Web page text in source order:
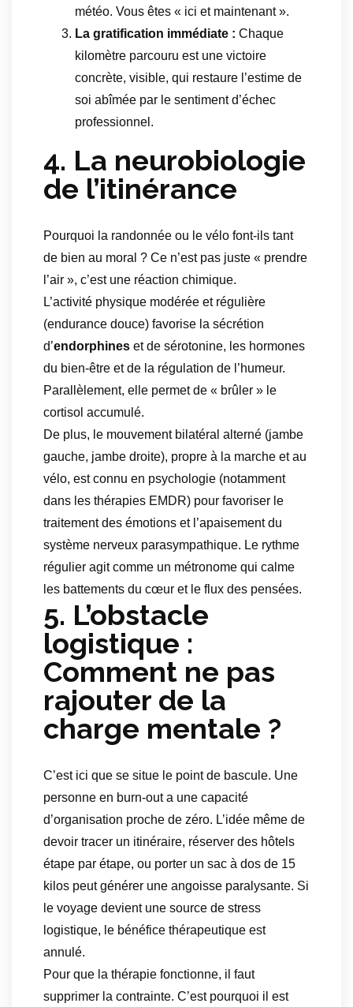
météo. Vous êtes « ici et maintenant ».
La gratification immédiate : Chaque
kilomètre parcouru est une victoire
concrète, visible, qui restaure l’estime de
soi abîmée par le sentiment d’échec
professionnel.
4. La neurobiologie
de l’itinérance
Pourquoi la randonnée ou le vélo font-ils tant
de bien au moral ? Ce n’est pas juste « prendre
l’air », c’est une réaction chimique.
L’activité physique modérée et régulière
(endurance douce) favorise la sécrétion
d’endorphines et de sérotonine, les hormones
du bien-être et de la régulation de l’humeur.
Parallèlement, elle permet de « brûler » le
cortisol accumulé.
De plus, le mouvement bilatéral alterné (jambe
gauche, jambe droite), propre à la marche et au
vélo, est connu en psychologie (notamment
dans les thérapies EMDR) pour favoriser le
traitement des émotions et l’apaisement du
système nerveux parasympathique. Le rythme
régulier agit comme un métronome qui calme
les battements du cœur et le flux des pensées.
5. L’obstacle
logistique :
Comment ne pas
rajouter de la
charge mentale ?
C’est ici que se situe le point de bascule. Une
personne en burn-out a une capacité
d’organisation proche de zéro. L’idée même de
devoir tracer un itinéraire, réserver des hôtels
étape par étape, ou porter un sac à dos de 15
kilos peut générer une angoisse paralysante. Si
le voyage devient une source de stress
logistique, le bénéfice thérapeutique est
annulé.
Pour que la thérapie fonctionne, il faut
supprimer la contrainte. C’est pourquoi il est